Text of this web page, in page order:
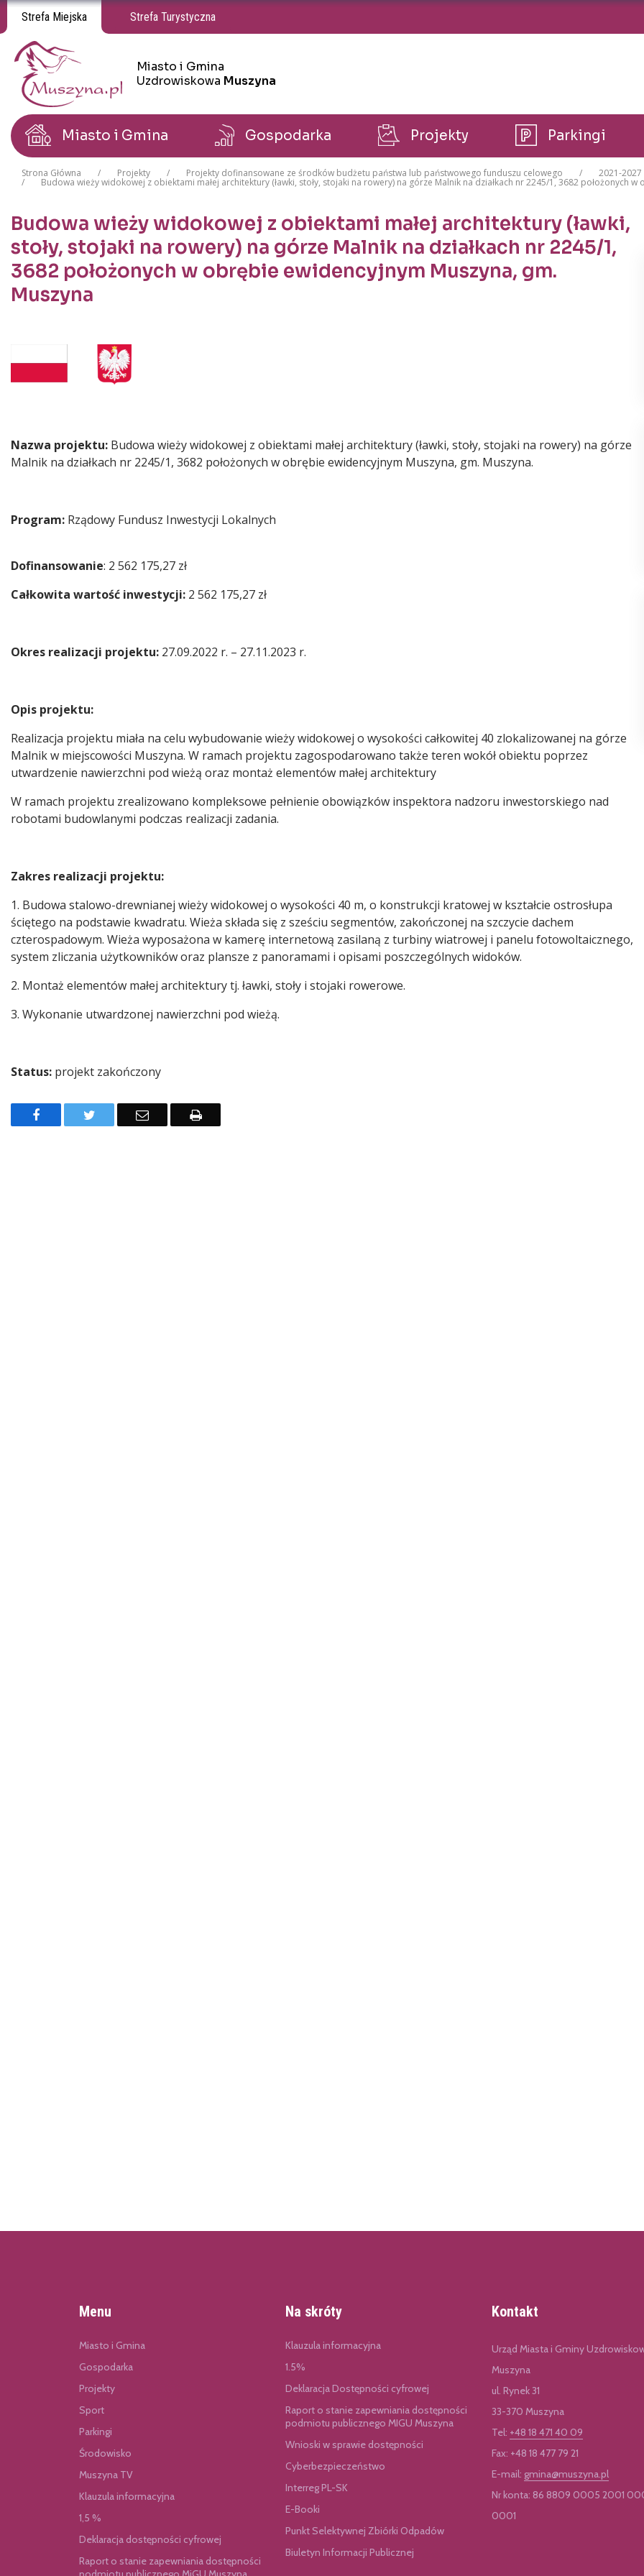
Strefa Miejska Strefa Turystyczna
Miasto i Gmina Uzdrowiskowa Muszyna
Miasto i Gmina
Uzdrowiskowa Muszyna
Miasto i Gmina Uzdrowiskowa Muszyna
Miasto i Gmina Gospodarka Projekty Parkingi
Strona Główna Projekty Projekty dofinansowane ze środków budżetu państwa lub państwowego funduszu celowego 2021-2027
Budowa wieży widokowej z obiektami małej architektury (ławki, stoły, stojaki na rowery) na górze Malnik na działkach nr 2245/1, 3682 położonych
Budowa wieży widokowej z obiektami małej architektury (ławki,
stoły, stojaki na rowery) na górze Malnik na działkach nr 2245/1,
3682 położonych w obrębie ewidencyjnym Muszyna, gm.
Muszyna
Nazwa projektu: Budowa wieży widokowej z obiektami małej architektury (ławki, stoły, stojaki na rowery) na górze
Malnik na działkach nr 2245/1, 3682 położonych w obrębie ewidencyjnym Muszyna, gm. Muszyna.
Program: Rządowy Fundusz Inwestycji Lokalnych
Dofinansowanie: 2 562 175,27 zł
Całkowita wartość inwestycji: 2 562 175,27 zł
Okres realizacji projektu: 27.09.2022 r. – 27.11.2023 r.
Opis projektu:
Realizacja projektu miała na celu wybudowanie wieży widokowej o wysokości całkowitej 40 zlokalizowanej na górze
Malnik w miejscowości Muszyna. W ramach projektu zagospodarowano także teren wokół obiektu poprzez
utwardzenie nawierzchni pod wieżą oraz montaż elementów małej architektury
W ramach projektu zrealizowano kompleksowe pełnienie obowiązków inspektora nadzoru inwestorskiego nad
robotami budowlanymi podczas realizacji zadania.
Zakres realizacji projektu:
1. Budowa stalowo-drewnianej wieży widokowej o wysokości 40 m, o konstrukcji kratowej w kształcie ostrosłupa
ściętego na podstawie kwadratu. Wieża składa się z sześciu segmentów, zakończonej na szczycie dachem
czterospadowym. Wieża wyposażona w kamerę internetową zasilaną z turbiny wiatrowej i panelu fotowoltaicznego,
system zliczania użytkowników oraz plansze z panoramami i opisami poszczególnych widoków.
2. Montaż elementów małej architektury tj. ławki, stoły i stojaki rowerowe.
3. Wykonanie utwardzonej nawierzchni pod wieżą.
Status: projekt zakończony
FacebookTwitter Email Drukuj
Menu
Miasto i Gmina
Gospodarka
Projekty
Sport
Parkingi
Środowisko
Muszyna TV
Klauzula informacyjna
1,5 %
Deklaracja dostępności cyfrowej
Raport o stanie zapewniania dostępności
Na skróty
Klauzula informacyjna
1.5%
Deklaracja Dostępności cyfrowej
Raport o stanie zapewniania dostępności
podmiotu publicznego MIGU Muszyna
Wnioski w sprawie dostępności
Cyberbezpieczeństwo
Interreg PL-SK
E-Booki
Punkt Selektywnej Zbiórki Odpadów
Biuletyn Informacji Publicznej
Kontakt
Urząd Miasta i Gminy
Muszyna
ul. Rynek 31
33-370 Muszyna
Tel: +48 18 471 40 09
Fax: +48 18 477 79 21
E-mail: gmina@muszyna.pl
Nr konta: 86 8809 0005 2001
0001